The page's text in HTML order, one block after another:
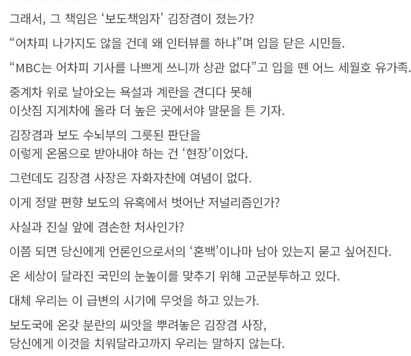
그래서, 그 책임은 ‘보도책임자’ 김장겸이 졌는가?
“어차피 나가지도 않을 건데 왜 인터뷰를 하냐”며 입을 닫은 시민들.
“MBC는 어차피 기사를 나쁘게 쓰니까 상관 없다”고 입을 뗀 어느 세월호 유가족.
중계차 위로 날아오는 욕설과 계란을 견디다 못해
이삿짐 지게차에 올라 더 높은 곳에서야 말문을 튼 기자.
김장겸과 보도 수뇌부의 그릇된 판단을
이렇게 온몸으로 받아내야 하는 건 ‘현장’이었다.
그런데도 김장겸 사장은 자화자찬에 여념이 없다.
이게 정말 편향 보도의 유혹에서 벗어난 저널리즘인가?
사실과 진실 앞에 겸손한 처사인가?
이쯤 되면 당신에게 언론인으로서의 ‘혼백’이나마 남아 있는지 묻고 싶어진다.
온 세상이 달라진 국민의 눈높이를 맞추기 위해 고군분투하고 있다.
대체 우리는 이 급변의 시기에 무엇을 하고 있는가.
보도국에 온갖 분란의 씨앗을 뿌려놓은 김장겸 사장,
당신에게 이것을 치워달라고까지 우리는 말하지 않는다.